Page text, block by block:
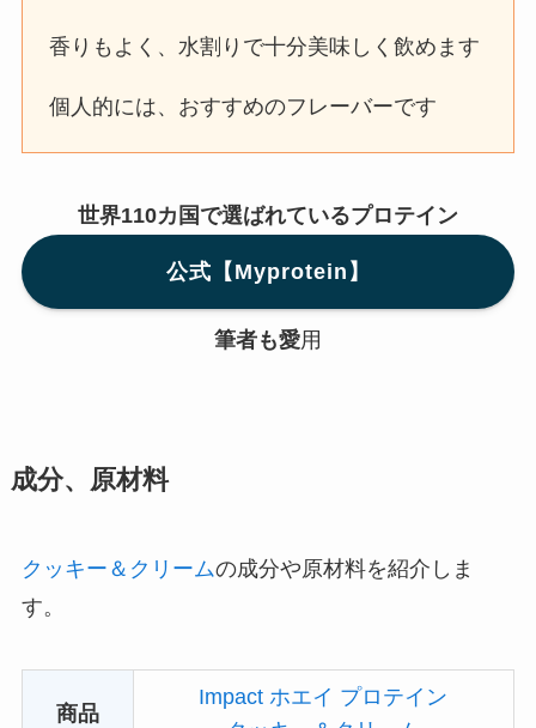
香りもよく、水割りで十分美味しく飲めます
個人的には、おすすめのフレーバーです
世界110カ国で選ばれているプロテイン
公式【Myprotein】
筆者も愛用
成分、原材料
クッキー＆クリームの成分や原材料を紹介しま
す。
商品
Impact ホエイ プロテイン